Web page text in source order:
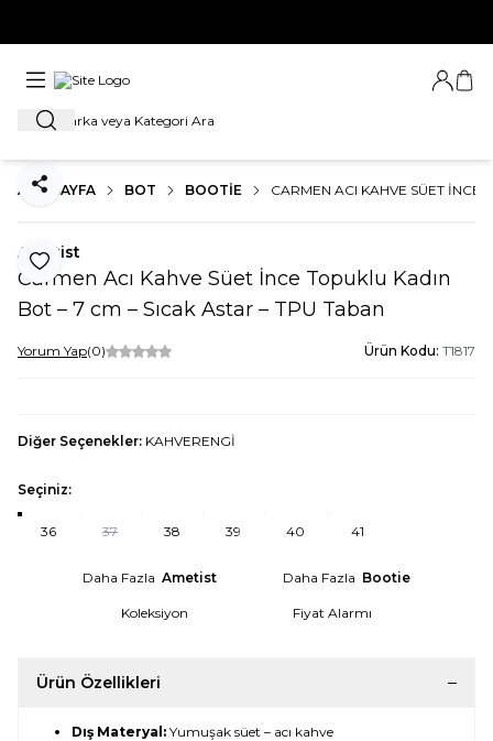
Ara
Giriş
ANA SAYFA BOT BOOTIE CARMEN ACI KAHVE SÜET İNCE
Favoriye Ekle
Paylaş
Ametist
Carmen Acı Kahve Süet İnce Topuklu Kadın
Bot – 7 cm – Sıcak Astar – TPU Taban
Yorum Yap(0) Ürün Kodu: T1817
Diğer Seçenekler: KAHVERENGİ
Seçiniz:
36 37 38 39 40 41
Daha Fazla Ametist Daha Fazla Bootie
Koleksiyon Fiyat Alarmı
Ürün Özellikleri
Dış Materyal: Yumuşak süet – acı kahve